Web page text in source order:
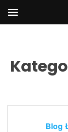
Blog